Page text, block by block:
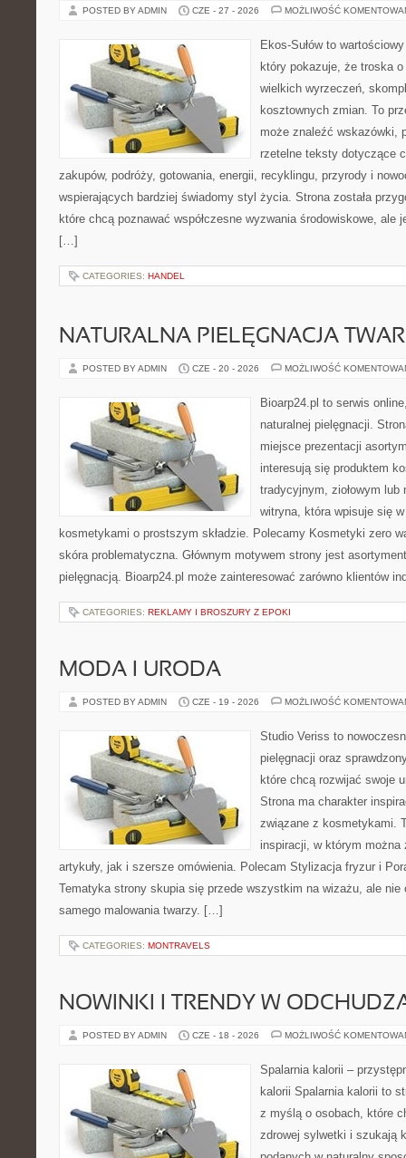
POSTED BY ADMIN CZE - 27 - 2026 MOŻLIWOŚĆ
Ekos-Sułów to
który pokazuje, że troska
wielkich wyrzeczeń,
kosztownych zmian. To
może znaleźć wskazówki,
rzetelne teksty dotyczące
zakupów, podróży, gotowania, energii, recyklingu, przyrody i
wspierających bardziej świadomy styl życia. Strona została
które chcą poznawać współczesne wyzwania środowiskowe, ale
[…]
CATEGORIES: HANDEL
NATURALNA PIELĘGNACJA
POSTED BY ADMIN CZE - 20 - 2026 MOŻLIWOŚĆ
Bioarp24.pl to serwis
naturalnej pielęgnacji.
miejsce prezentacji
interesują się produktem
tradycyjnym, ziołowym lub
witryna, która wpisuje się
kosmetykami o prostszym składzie. Polecamy Kosmetyki zero
skóra problematyczna. Głównym motywem strony jest
pielęgnacją. Bioarp24.pl może zainteresować zarówno klientów
CATEGORIES: REKLAMY I BROSZURY Z EPOKI
MODA I URODA
POSTED BY ADMIN CZE - 19 - 2026 MOŻLIWOŚĆ
Studio Veriss to
pielęgnacji oraz
które chcą rozwijać swoje
Strona ma charakter
związane z kosmetykami.
inspiracji, w którym
artykuły, jak i szersze omówienia. Polecam Stylizacja fryzur i
Tematyka strony skupia się przede wszystkim na wizażu, ale nie
samego malowania twarzy. […]
CATEGORIES: MONTRAVELS
NOWINKI I TRENDY W
POSTED BY ADMIN CZE - 18 - 2026 MOŻLIWOŚĆ
Spalarnia kalorii –
kalorii Spalarnia kalorii to
z myślą o osobach, które
zdrowej sylwetki i szukają